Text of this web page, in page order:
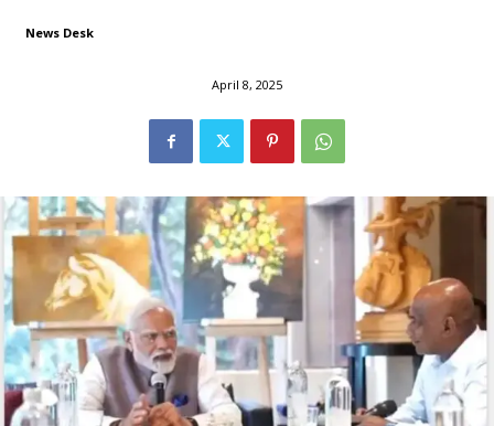
News Desk
April 8, 2025